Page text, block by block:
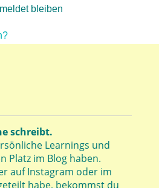
bleiben
schreibt.
Learnings und
Platz im Blog haben.
auf Instagram oder im
habe, bekommst du